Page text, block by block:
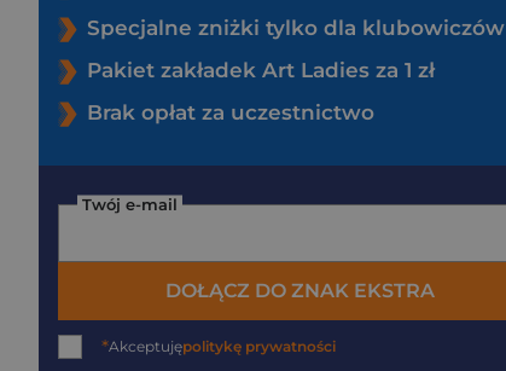
Specjalne zniżki tylko dla klubowiczów
Pakiet zakładek Art Ladies za 1 zł
Brak opłat za uczestnictwo
Twój e-mail
DOŁĄCZ DO ZNAK EKSTRA
*Akceptujępolitykę prywatności